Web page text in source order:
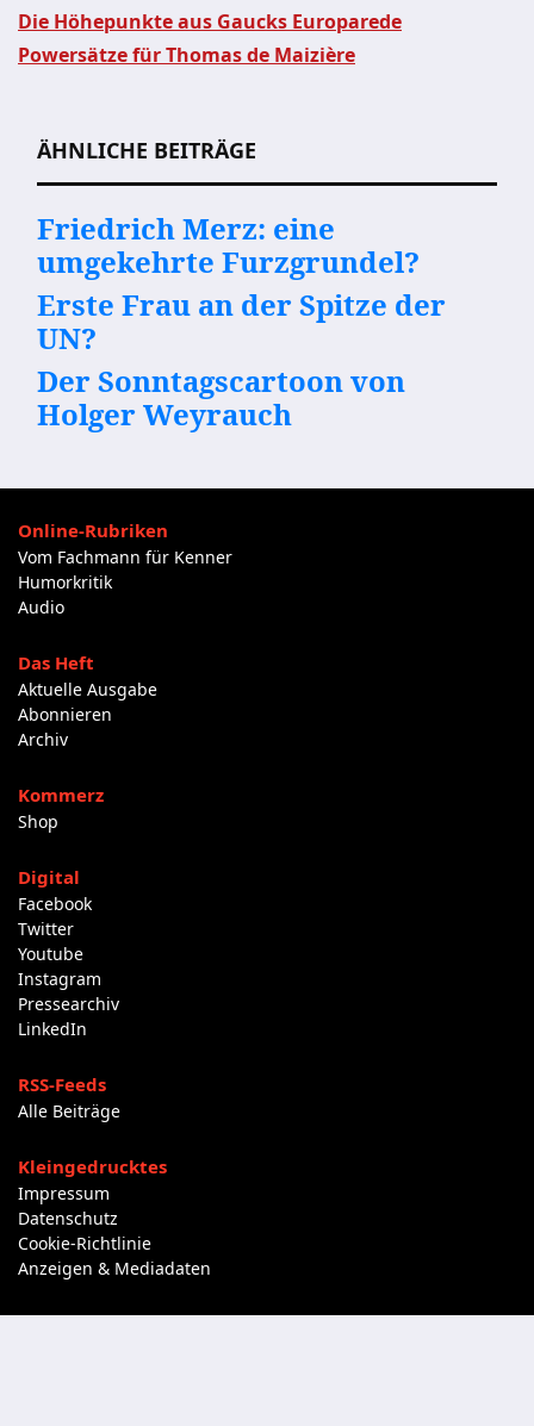
Die Höhepunkte aus Gaucks Europarede
Powersätze für Thomas de Maizière
ÄHNLICHE BEITRÄGE
Friedrich Merz: eine
umgekehrte Furzgrundel?
Erste Frau an der Spitze der
UN?
Der Sonntagscartoon von
Holger Weyrauch
Online-Rubriken
Vom Fachmann für Kenner
Humorkritik
Audio
Das Heft
Aktuelle Ausgabe
Abonnieren
Archiv
Kommerz
Shop
Digital
Facebook
Twitter
Youtube
Instagram
Pressearchiv
LinkedIn
RSS-Feeds
Alle Beiträge
Kleingedrucktes
Impressum
Datenschutz
Cookie-Richtlinie
Anzeigen & Mediadaten